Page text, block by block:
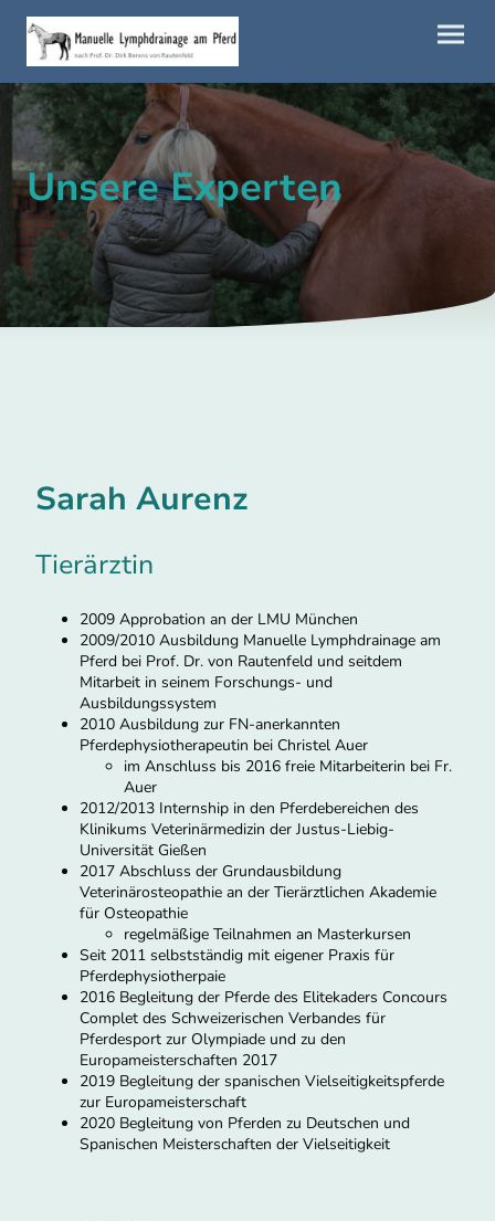
Unsere Experten
Sarah Aurenz
Tierärztin
2009 Approbation an der LMU München
2009/2010 Ausbildung Manuelle Lymphdrainage am
Pferd bei Prof. Dr. von Rautenfeld und seitdem
Mitarbeit in seinem Forschungs- und
Ausbildungssystem
2010 Ausbildung zur FN-anerkannten
Pferdephysiotherapeutin bei Christel Auer
im Anschluss bis 2016 freie Mitarbeiterin bei Fr.
Auer
2012/2013 Internship in den Pferdebereichen des
Klinikums Veterinärmedizin der Justus-Liebig-
Universität Gießen
2017 Abschluss der Grundausbildung
Veterinärosteopathie an der Tierärztlichen Akademie
für Osteopathie
regelmäßige Teilnahmen an Masterkursen
Seit 2011 selbstständig mit eigener Praxis für
Pferdephysiotherpaie
2016 Begleitung der Pferde des Elitekaders Concours
Complet des Schweizerischen Verbandes für
Pferdesport zur Olympiade und zu den
Europameisterschaften 2017
2019 Begleitung der spanischen Vielseitigkeitspferde
zur Europameisterschaft
2020 Begleitung von Pferden zu Deutschen und
Spanischen Meisterschaften der Vielseitigkeit